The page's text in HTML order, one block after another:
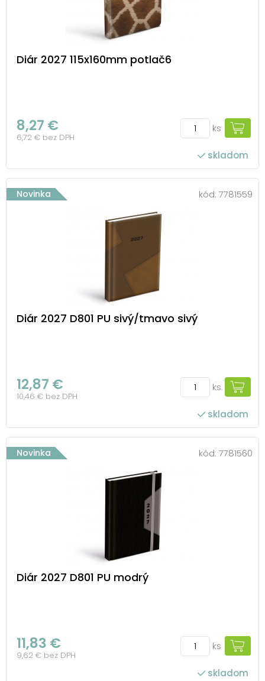
Diár 2027 115x160mm potlač6
8,27 €
6,72 € bez DPH
ks
skladom
Novinka kód: 7781559
Diár 2027 D801 PU sivý/tmavo sivý
12,87 €
10,46 € bez DPH
ks
skladom
Novinka kód: 7781560
Diár 2027 D801 PU modrý
11,83 €
9,62 € bez DPH
ks
skladom